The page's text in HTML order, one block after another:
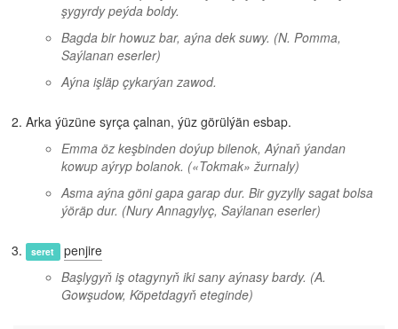
şygyrdy peýda boldy.
Bagda bir howuz bar, aýna dek suwy. (N. Pomma,
Saýlanan eserler)
Aýna işläp çykarýan zawod.
Arka ýüzüne syrça çalnan, ýüz görülýän esbap.
Emma öz keşbinden doýup bilenok, Aýnaň ýandan
kowup aýryp bolanok. («Tokmak» žurnaly)
Asma aýna göni gapa garap dur. Bir gyzylly sagat bolsa
ýöräp dur. (Nury Annagylyç, Saýlanan eserler)
seret
penjire
Başlygyň iş otagynyň iki sany aýnasy bardy. (A.
Gowşudow, Köpetdagyň eteginde)